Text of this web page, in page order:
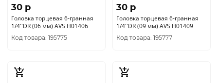
30 p
Головка торцевая 6-гранная
1/4''DR (06 мм) AVS H01406
Код товара: 195775
30 p
Головка торцевая 6-гранная
1/4''DR (09 мм) AVS H01409
Код товара: 195777